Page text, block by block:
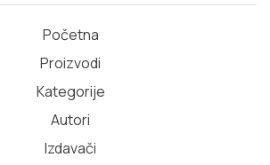
Početna
Proizvodi
Kategorije
Autori
Izdavači